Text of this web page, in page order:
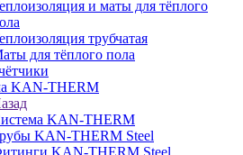
и маты для тёплого
трубчатая
для тёплого пола
KAN-THERM
KAN-THERM
KAN-THERM Steel
KAN-THERM Steel